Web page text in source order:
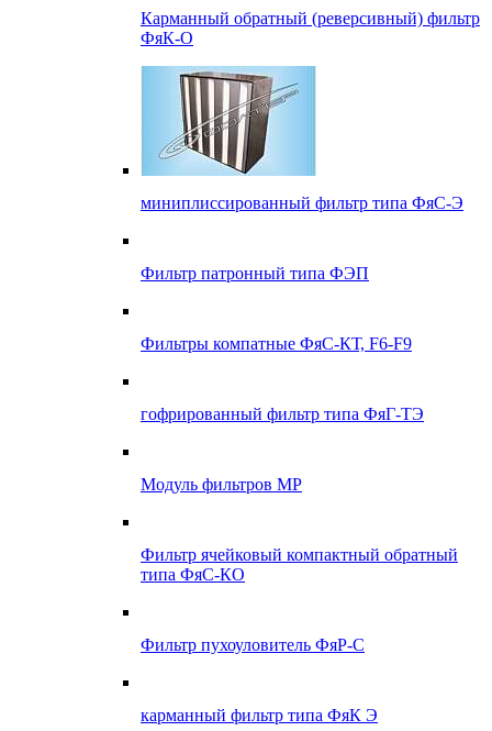
Карманный обратный (реверсивный) фильтр
ФяК-О
миниплиссированный фильтр типа ФяС-Э
Фильтр патронный типа ФЭП
Фильтры компатные ФяС-КТ, F6-F9
гофрированный фильтр типа ФяГ-ТЭ
Модуль фильтров МР
Фильтр ячейковый компактный обратный
типа ФяС-КО
Фильтр пухоуловитель ФяР-С
карманный фильтр типа ФяК Э